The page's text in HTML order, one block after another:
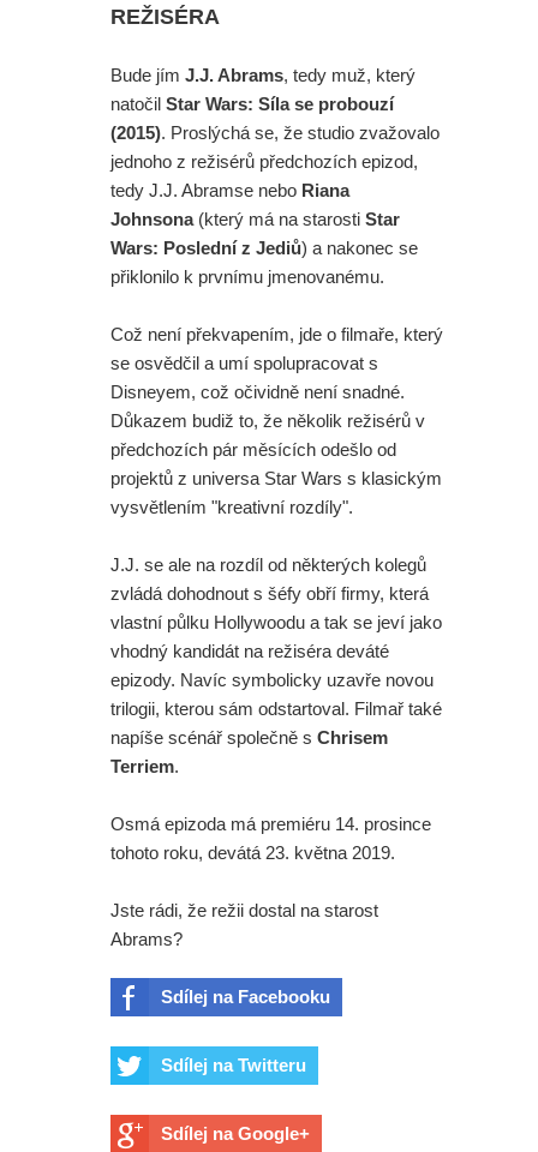
REŽISÉRA
Bude jím J.J. Abrams, tedy muž, který
natočil Star Wars: Síla se probouzí
(2015). Proslýchá se, že studio zvažovalo
jednoho z režisérů předchozích epizod,
tedy J.J. Abramse nebo Riana
Johnsona(který má na starosti Star
Wars: Poslední z Jediů) a nakonec se
přiklonilo k prvnímu jmenovanému.
Což není překvapením, jde o filmaře, který
se osvědčil a umí spolupracovat s
Disneyem, což očividně není snadné.
Důkazem budiž to, že několik režisérů v
předchozích pár měsících odešlo od
projektů z universa Star Wars s klasickým
vysvětlením "kreativní rozdíly".
J.J. se ale na rozdíl od některých kolegů
zvládá dohodnout s šéfy obří firmy, která
vlastní půlku Hollywoodu a tak se jeví jako
vhodný kandidát na režiséra deváté
epizody. Navíc symbolicky uzavře novou
trilogii, kterou sám odstartoval. Filmař také
napíše scénář společně s Chrisem
Terriem.
Osmá epizoda má premiéru 14. prosince
tohoto roku, devátá 23. května 2019.
Jste rádi, že režii dostal na starost
Abrams?
Sdílej na Facebooku
Sdílej na Twitteru
Sdílej na Google+